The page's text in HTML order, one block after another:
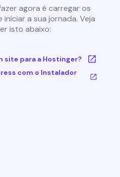
agora é carregar os
a sua jornada. Veja
isto abaixo:
site para a Hostinger?
com o Instalador